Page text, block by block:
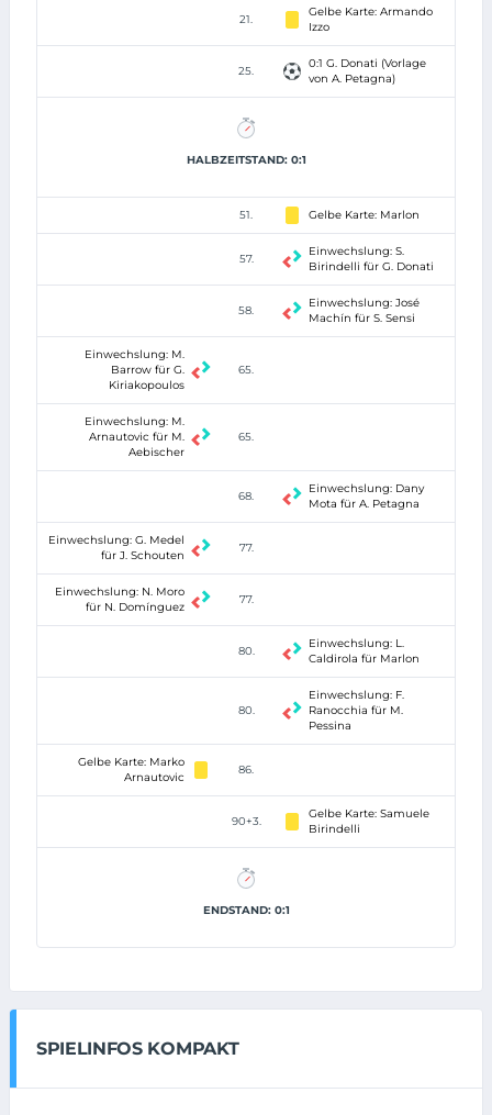
21.
Gelbe Karte: Armando
Izzo
25.
0:1 G. Donati (Vorlage
von A. Petagna)
HALBZEITSTAND: 0:1
51. Gelbe Karte: Marlon
57.
Einwechslung: S.
Birindelli für G. Donati
58.
Einwechslung: José
Machín für S. Sensi
Einwechslung: M.
Barrow für G.
Kiriakopoulos
65.
Einwechslung: M.
Arnautovic für M.
Aebischer
65.
68.
Einwechslung: Dany
Mota für A. Petagna
Einwechslung: G. Medel
für J. Schouten
77.
Einwechslung: N. Moro
für N. Domínguez
77.
80.
Einwechslung: L.
Caldirola für Marlon
80.
Einwechslung: F.
Ranocchia für M.
Pessina
Gelbe Karte: Marko
Arnautovic
86.
90+3.
Gelbe Karte: Samuele
Birindelli
ENDSTAND: 0:1
SPIELINFOS KOMPAKT